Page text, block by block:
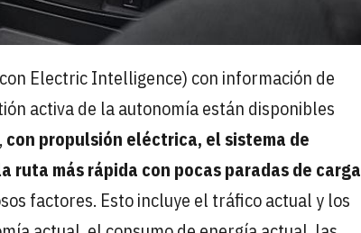
Electric Intelligence) con información de
activa de la autonomía están disponibles
con propulsión eléctrica, el sistema de
más rápida con pocas paradas de carga
factores. Esto incluye el tráfico actual y los